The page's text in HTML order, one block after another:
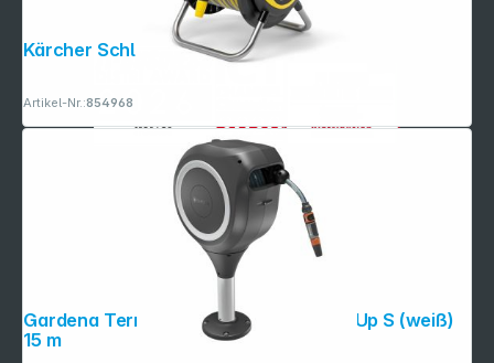
Kärcher Schlauchträger HR 3.20 Set
Artikel-Nr.:854968
Gardena Terrassen-Schlauchbox RollUp S (weiß)
15 m